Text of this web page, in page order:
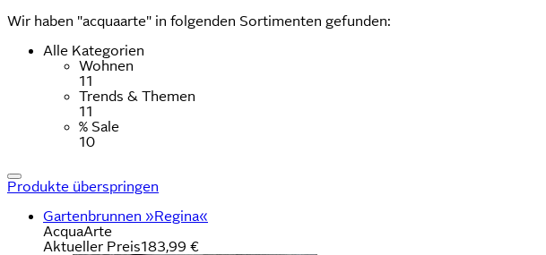
Wir haben "acquaarte" in folgenden Sortimenten gefunden:
Alle Kategorien
Wohnen
11
Trends & Themen
11
% Sale
10
Produkte überspringen
Gartenbrunnen »Regina«
AcquaArte
Aktueller Preis183,99 €